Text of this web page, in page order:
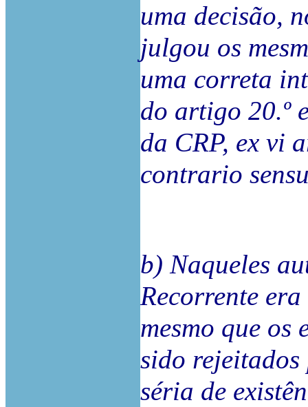
uma decisão,
julgou os
uma correta
do artigo 20.º
da CRP, ex vi
contrario
b) Naqueles
Recorrente
mesmo que os
sido
séria de